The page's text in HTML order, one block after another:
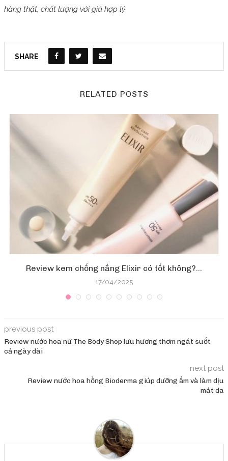
hàng thật, chất lượng với giá hợp lý.
SHARE
RELATED POSTS
Review kem chống nắng Elixir có tốt không?...
17/04/2025
previous post
Review nước hoa nữ The Body Shop lưu hương thơm ngát suốt
cả ngày dài
next post
Review nước hoa hồng Bioderma giúp dưỡng ẩm và làm dịu
mát da